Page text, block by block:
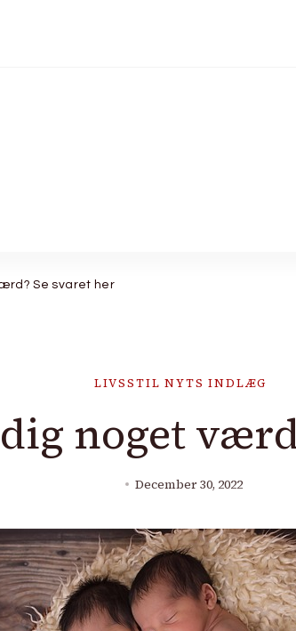
Se svaret her
LIVSSTIL NYTS INDLÆG
noget
December 30, 2022